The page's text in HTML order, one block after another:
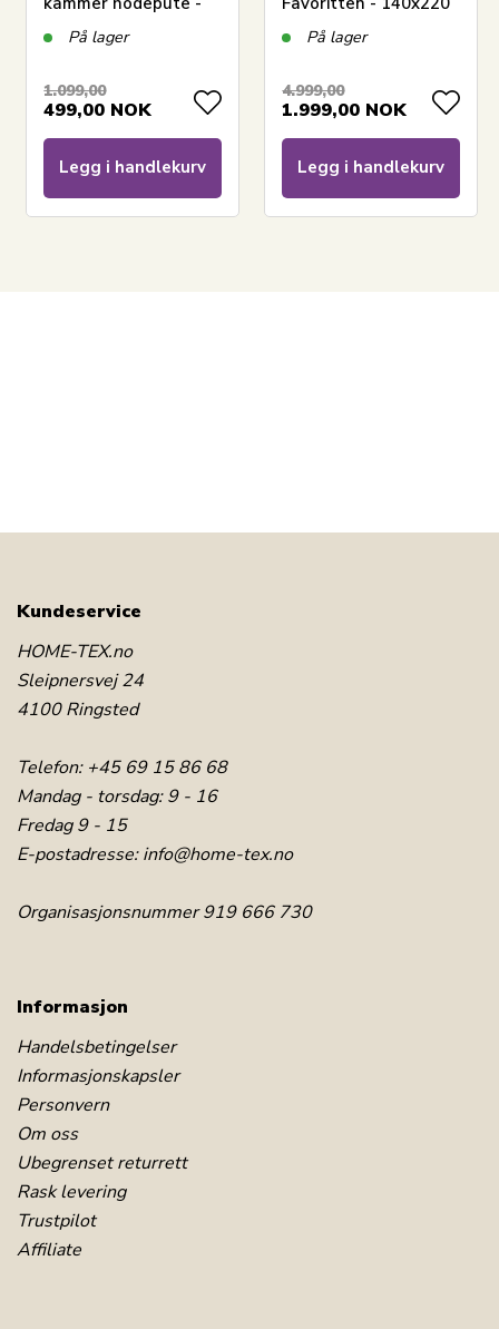
Borg Living
På lager
1.099,00
499,00 NOK
Legg i handlekurv
cm - Beste dundyne-
På lager
4.999,00
1.999,00 NOK
Legg i handlekurv
Kundeservice
HOME-TEX.no
Sleipnersvej 24
4100 Ringsted
Telefon: +45 69 15 86 68
Mandag - torsdag: 9 - 16
Fredag 9 - 15
E-postadresse:info@home-tex.no
Organisasjonsnummer 919 666 730
Informasjon
Handelsbetingelser
Informasjonskapsler
Personvern
Om oss
Ubegrenset returrett
Rask levering
Trustpilot
Affiliate